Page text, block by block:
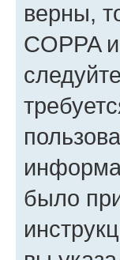
верны,
COPPA
было